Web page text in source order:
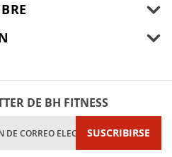
DE BH FITNESS
SUSCRIBIRSE